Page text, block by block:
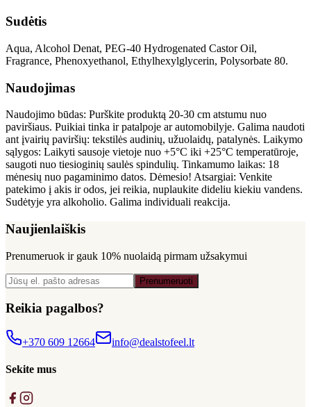
Sudėtis
Aqua, Alcohol Denat, PEG-40 Hydrogenated Castor Oil,
Fragrance, Phenoxyethanol, Ethylhexylglycerin, Polysorbate 80.
Naudojimas
Naudojimo būdas: Purškite produktą 20-30 cm atstumu nuo
paviršiaus. Puikiai tinka ir patalpoje ar automobilyje. Galima naudoti
ant įvairių paviršių: tekstilės audinių, užuolaidų, patalynės. Laikymo
sąlygos: Laikyti sausoje vietoje nuo +5°C iki +25°C temperatūroje,
saugoti nuo tiesioginių saulės spindulių. Tinkamumo laikas: 18
mėnesių nuo pagaminimo datos. Dėmesio! Atsargiai: Venkite
patekimo į akis ir odos, jei reikia, nuplaukite dideliu kiekiu vandens.
Sudėtyje yra alkoholio. Galima individuali reakcija.
Naujienlaiškis
Prenumeruok ir gauk 10% nuolaidą pirmam užsakymui
Prenumeruoti
Reikia pagalbos?
+370 609 12664 info@dealstofeel.lt
Sekite mus